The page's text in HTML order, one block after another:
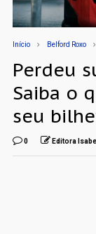
Início Belford Roxo
Perdeu
Saiba o
seu
0 Editora